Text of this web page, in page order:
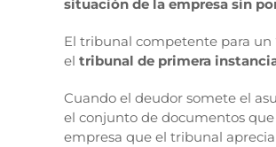
situación de la empresa sin
El tribunal competente para un
el tribunal de primera
Cuando el deudor somete el
el conjunto de documentos
empresa que el tribunal